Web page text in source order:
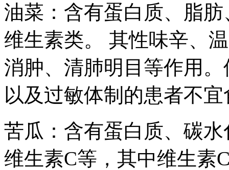
油菜：含有蛋白质、脂
维生素类。 其性味辛、
消肿、清肺明目等作用
以及过敏体制的患者不
苦瓜：含有蛋白质、碳
维生素C等，其中维生素